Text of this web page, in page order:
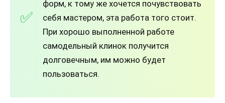
форм, к тому же хочется почувствовать
себя мастером, эта работа того стоит.
При хорошо выполненной работе
самодельный клинок получится
долговечным, им можно будет
пользоваться.